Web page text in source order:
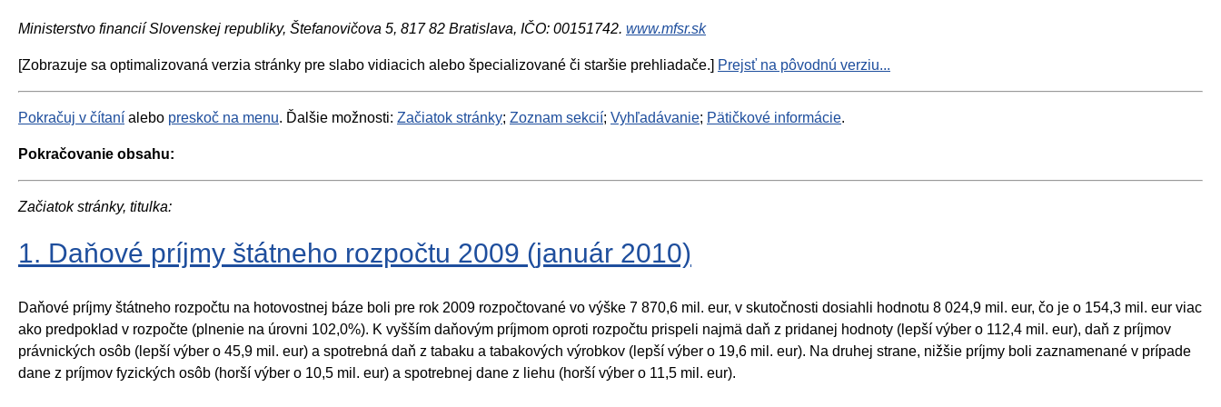
Ministerstvo financií Slovenskej republiky, Štefanovičova 5, 817 82 Bratislava, IČO: 00151742. www.mfsr.sk
[Zobrazuje sa optimalizovaná verzia stránky pre slabo vidiacich alebo špecializované či staršie prehliadače.] Prejsť na pôvodnú verziu...
Pokračuj v čítaní alebo preskoč na menu. Ďalšie možnosti: Začiatok stránky; Zoznam sekcií; Vyhľadávanie; Pätičkové informácie.
Pokračovanie obsahu:
Začiatok stránky, titulka:
1. Daňové príjmy štátneho rozpočtu 2009 (január 2010)
Daňové príjmy štátneho rozpočtu na hotovostnej báze boli pre rok 2009 rozpočtované vo výške 7 870,6 mil. eur, v skutočnosti dosiahli hodnotu 8 024,9 mil. eur, čo je o 154,3 mil. eur viac
ako predpoklad v rozpočte (plnenie na úrovni 102,0%). K vyšším daňovým príjmom oproti rozpočtu prispeli najmä daň z pridanej hodnoty (lepší výber o 112,4 mil. eur), daň z príjmov
právnických osôb (lepší výber o 45,9 mil. eur) a spotrebná daň z tabaku a tabakových výrobkov (lepší výber o 19,6 mil. eur). Na druhej strane, nižšie príjmy boli zaznamenané v prípade
dane z príjmov fyzických osôb (horší výber o 10,5 mil. eur) a spotrebnej dane z liehu (horší výber o 11,5 mil. eur).